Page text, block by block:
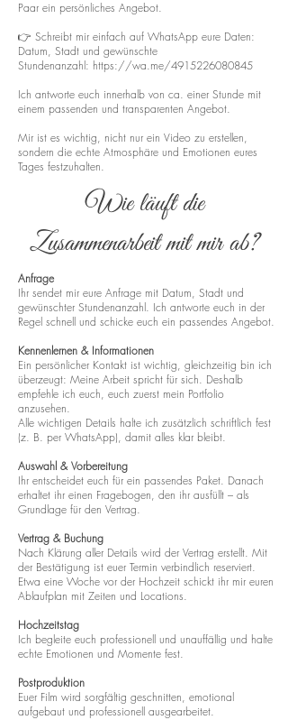
Paar ein persönliches Angebot.
👉 Schreibt mir einfach auf WhatsApp eure Daten:
Datum, Stadt und gewünschte
Stundenanzahl: https://wa.me/4915226080845
Ich antworte euch innerhalb von ca. einer Stunde mit
einem passenden und transparenten Angebot.
Mir ist es wichtig, nicht nur ein Video zu erstellen,
sondern die echte Atmosphäre und Emotionen eures
Tages festzuhalten.
Wie läuft die
Zusammenarbeit mit mir ab?
Anfrage
Ihr sendet mir eure Anfrage mit Datum, Stadt und
gewünschter Stundenanzahl. Ich antworte euch in der
Regel schnell und schicke euch ein passendes Angebot.
Kennenlernen & Informationen
Ein persönlicher Kontakt ist wichtig, gleichzeitig bin ich
überzeugt: Meine Arbeit spricht für sich. Deshalb
empfehle ich euch, euch zuerst mein Portfolio
anzusehen.
Alle wichtigen Details halte ich zusätzlich schriftlich fest
(z. B. per WhatsApp), damit alles klar bleibt.
Auswahl & Vorbereitung
Ihr entscheidet euch für ein passendes Paket. Danach
erhaltet ihr einen Fragebogen, den ihr ausfüllt – als
Grundlage für den Vertrag.
Vertrag & Buchung
Nach Klärung aller Details wird der Vertrag erstellt. Mit
der Bestätigung ist euer Termin verbindlich reserviert.
Etwa eine Woche vor der Hochzeit schickt ihr mir euren
Ablaufplan mit Zeiten und Locations.
Hochzeitstag
Ich begleite euch professionell und unauffällig und halte
echte Emotionen und Momente fest.
Postproduktion
Euer Film wird sorgfältig geschnitten, emotional
aufgebaut und professionell ausgearbeitet.